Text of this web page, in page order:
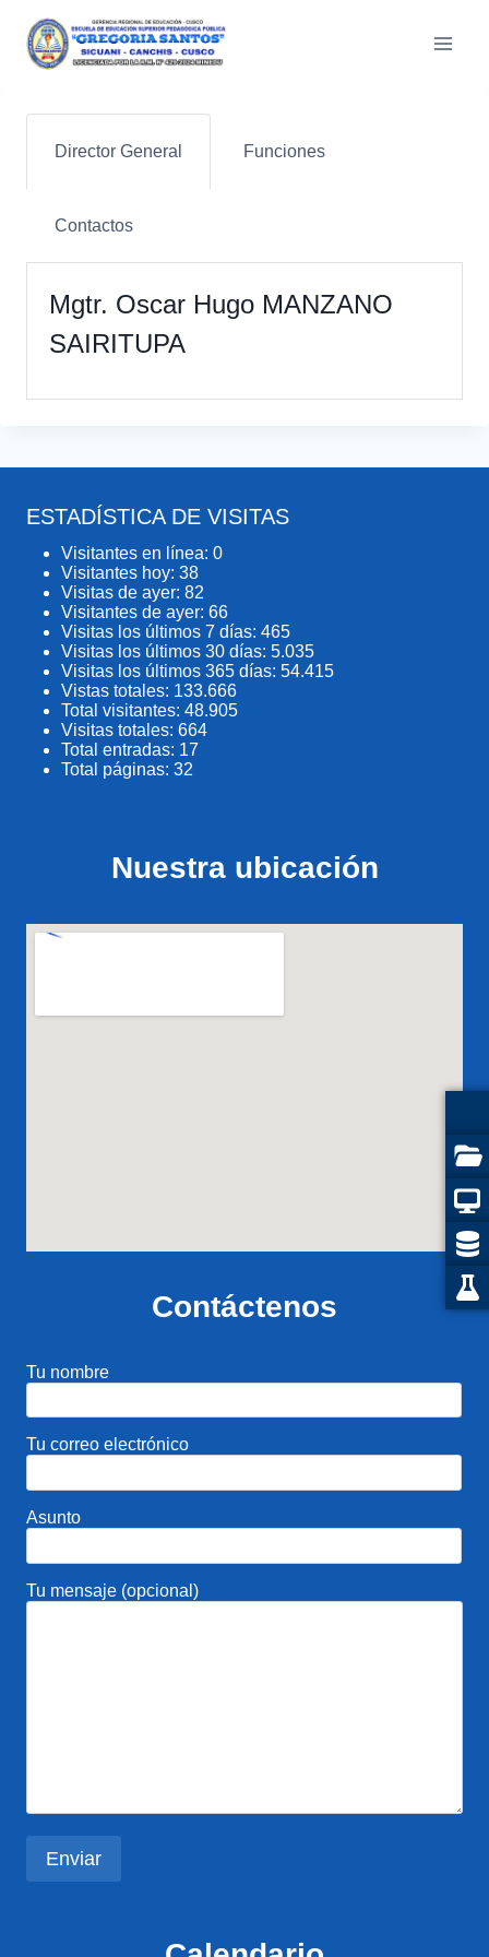
contenido
Director General Funciones
Contactos
Mgtr. Oscar Hugo MANZANO
SAIRITUPA
ESTADÍSTICA DE VISITAS
Visitantes en línea: 0
Visitantes hoy: 38
Visitas de ayer: 82
Visitantes de ayer: 66
Visitas los últimos 7 días: 465
Visitas los últimos 30 días: 5.035
Visitas los últimos 365 días: 54.415
Vistas totales: 133.666
Total visitantes: 48.905
Visitas totales: 664
Total entradas: 17
Total páginas: 32
Nuestra ubicación
Contáctenos
Tu nombre
Tu correo electrónico
Asunto
Tu mensaje (opcional)